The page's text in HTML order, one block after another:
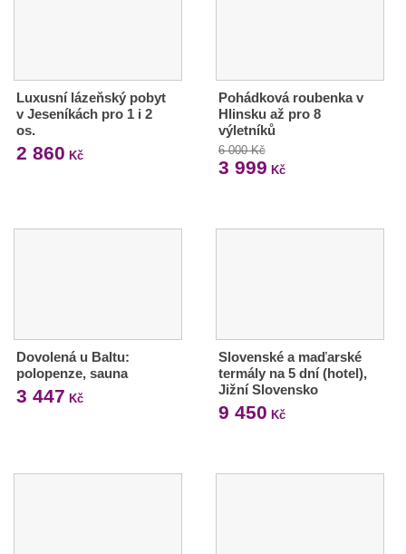
Luxusní lázeňský pobyt
v Jeseníkách pro 1 i 2
os.
2 860 Kč
Pohádková roubenka v
Hlinsku až pro 8
výletníků
6 000 Kč
3 999 Kč
Dovolená u Baltu:
polopenze, sauna
3 447 Kč
Slovenské a maďarské
termály na 5 dní (hotel),
Jižní Slovensko
9 450 Kč